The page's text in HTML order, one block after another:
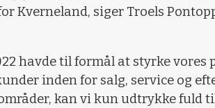
Kverneland, siger Troels
havde til formål at styrke vores
inden for salg, service og
kan vi kun udtrykke fuld